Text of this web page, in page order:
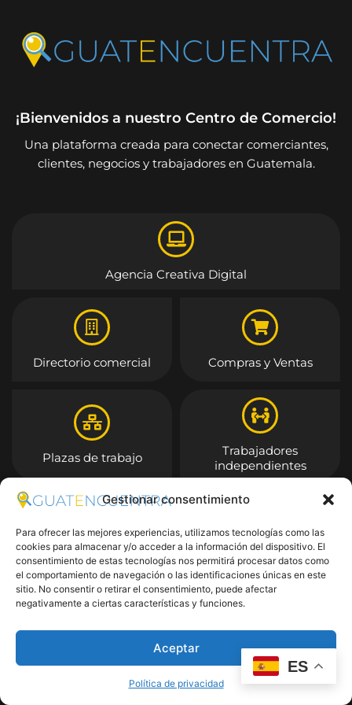
Gestionar consentimiento
Para ofrecer las mejores experiencias, utilizamos tecnologías como las
cookies para almacenar y/o acceder a la información del dispositivo. El
consentimiento de estas tecnologías nos permitirá procesar datos como
el comportamiento de navegación o las identificaciones únicas en este
sitio. No consentir o retirar el consentimiento, puede afectar
negativamente a ciertas características y funciones.
Aceptar
Política de privacidad
¡Bienvenidos a nuestro Centro de Comercio!
Una plataforma creada para conectar comerciantes,
clientes, negocios y trabajadores en Guatemala.
Agencia Creativa Digital
Directorio comercial Compras y Ventas
Plazas de trabajo
Trabajadores
independientes
Entrar
ES